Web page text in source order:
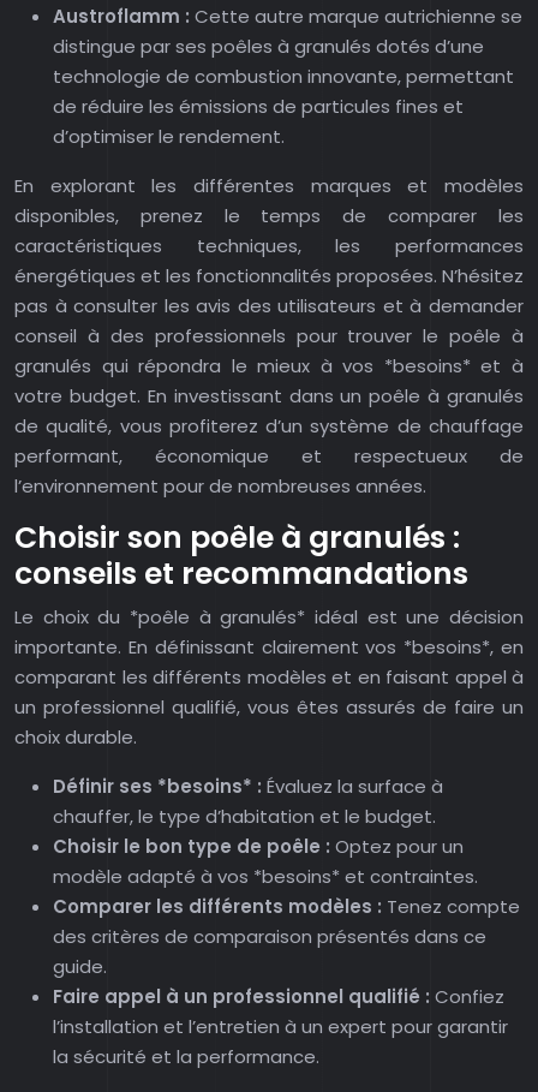
Austroflamm : Cette autre marque autrichienne se
distingue par ses poêles à granulés dotés d’une
technologie de combustion innovante, permettant
de réduire les émissions de particules fines et
d’optimiser le rendement.
En explorant les différentes marques et modèles
disponibles, prenez le temps de comparer les
caractéristiques techniques, les performances
énergétiques et les fonctionnalités proposées. N’hésitez
pas à consulter les avis des utilisateurs et à demander
conseil à des professionnels pour trouver le poêle à
granulés qui répondra le mieux à vos *besoins* et à
votre budget. En investissant dans un poêle à granulés
de qualité, vous profiterez d’un système de chauffage
performant, économique et respectueux de
l’environnement pour de nombreuses années.
Choisir son poêle à granulés :
conseils et recommandations
Le choix du *poêle à granulés* idéal est une décision
importante. En définissant clairement vos *besoins*, en
comparant les différents modèles et en faisant appel à
un professionnel qualifié, vous êtes assurés de faire un
choix durable.
Définir ses *besoins* : Évaluez la surface à
chauffer, le type d’habitation et le budget.
Choisir le bon type de poêle : Optez pour un
modèle adapté à vos *besoins* et contraintes.
Comparer les différents modèles : Tenez compte
des critères de comparaison présentés dans ce
guide.
Faire appel à un professionnel qualifié : Confiez
l’installation et l’entretien à un expert pour garantir
la sécurité et la performance.